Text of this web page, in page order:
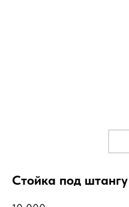
Стойка под